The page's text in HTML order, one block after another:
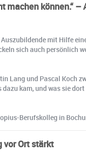
machen können.“
mit Hilfe
sich auch persönlich
Lang und Pascal Koch
kam, und was sie
Berufskolleg in
vor Ort stärkt